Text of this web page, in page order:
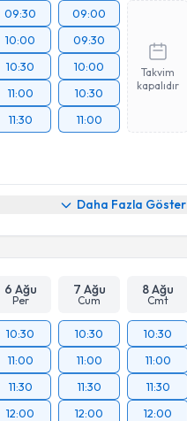
09:30
10:00
10:30
11:00
11:30
09:00
09:30
10:00
10:30
11:00
Takvim
kapalıdır
Daha Fazla Göster
6 Ağu
Per
7 Ağu
Cum
8 Ağu
Cmt
10:30
11:00
11:30
12:00
10:30
11:00
11:30
12:00
10:30
11:00
11:30
12:00